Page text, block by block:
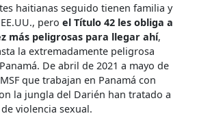
haitianas seguido tienen familia y
pero el Título 42 les obliga a
más peligrosas para llegar ahí,
la extremadamente peligrosa
De abril de 2021 a mayo de
que trabajan en Panamá con
la jungla del Darién han tratado a
violencia sexual.